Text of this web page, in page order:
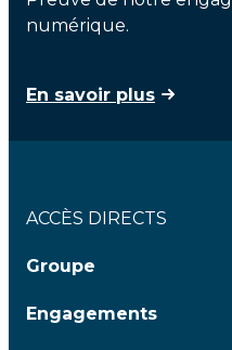
numérique.
En savoir plus
ACCÈS DIRECTS
Groupe
Engagements